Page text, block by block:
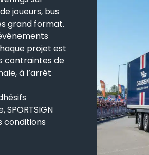
joueurs, bus
grand format.
projet est
contraintes de
à l’arrêt
conditions